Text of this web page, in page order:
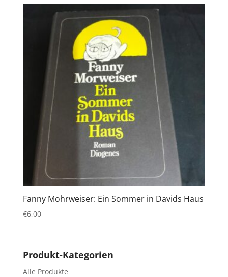
Fanny Mohrweiser: Ein Sommer in Davids Haus
€6,00
Produkt-Kategorien
Alle Produkte